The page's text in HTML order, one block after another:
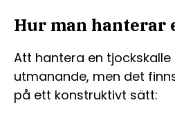
Hur man hanterar
Att hantera en tjockskalle
utmanande, men det
på ett konstruktivt sätt: